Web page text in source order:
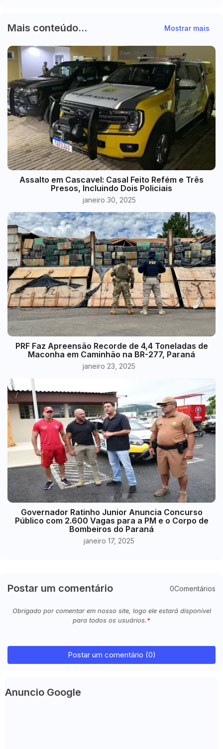
Mais conteúdo... Mostrar mais
Assalto em Cascavel: Casal Feito Refém e Três
Presos, Incluindo Dois Policiais
janeiro 30, 2025
PRF Faz Apreensão Recorde de 4,4 Toneladas de
Maconha em Caminhão na BR-277, Paraná
janeiro 23, 2025
Governador Ratinho Junior Anuncia Concurso
Público com 2.600 Vagas para a PM e o Corpo de
Bombeiros do Paraná
janeiro 17, 2025
Postar um comentário 0Comentários
Obrigado por comentar em nosso site, logo ele estará disponível
para todos os usuários.
Postar um comentário (0)
Anuncio Google